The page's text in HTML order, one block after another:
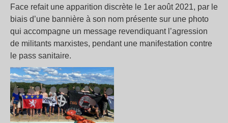
Face refait une apparition discrète le 1er août 2021, par le
biais d’une bannière à son nom présente sur une photo
qui accompagne un message revendiquant l’agression
de militants marxistes, pendant une manifestation contre
le pass sanitaire.